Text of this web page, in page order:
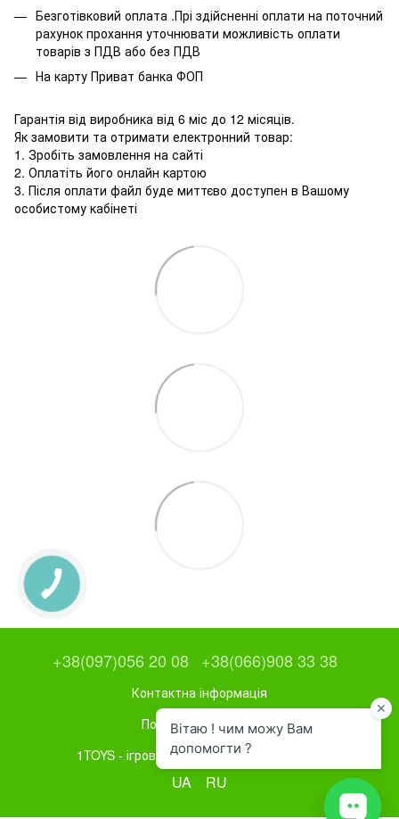
Безготівковий оплата .Прі здійсненні оплати на поточний
рахунок прохання уточнювати можливість оплати
товарів з ПДВ або без ПДВ
На карту Приват банка ФОП
Гарантія від виробника від 6 міс до 12 місяців.
Як замовити та отримати електронний товар:
1. Зробіть замовлення на сайті
2. Оплатіть його онлайн картою
3. Після оплати файл буде миттєво доступен в Вашому
особистому кабінеті
+38(097)056 20 08 +38(066)908 33 38
Контактна інформація
Повна версія сайту
1TOYS - ігрове та спортивне обладнання
UA RU